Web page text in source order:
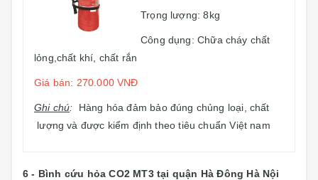
Trọng lượng: 8kg
Công dụng: Chữa cháy chất
lỏng,chất khí, chất rắn
Giá bán: 270.000 VNĐ
Ghi chú: Hàng hóa đảm bảo đúng chủng loại, chất
lượng và được kiểm định theo tiêu chuẩn Việt nam
6 - Bình cứu hỏa CO2 MT3tại quận Hà Đông Hà Nội